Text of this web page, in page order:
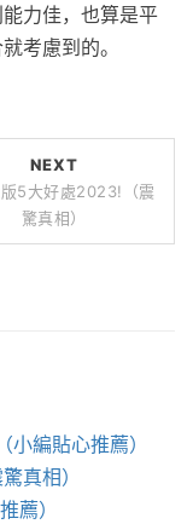
力佳，也算是平
考慮到的。
NEXT
5大好處2023!（震
驚真相）
編貼心推薦）
真相）
薦）